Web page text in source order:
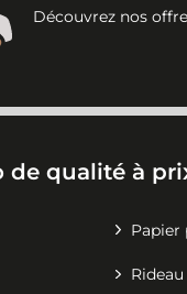
Découvrez nos
de qualité à
Papier